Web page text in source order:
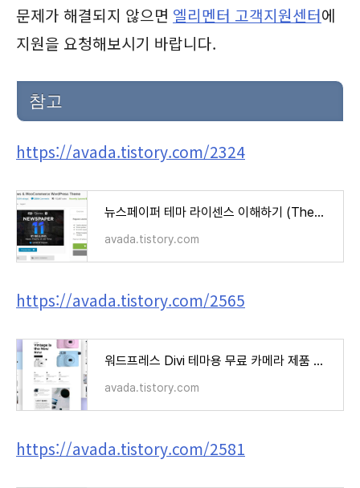
문제가 해결되지 않으면 엘리멘터 고객지원센터에
지원을 요청해보시기 바랍니다.
참고
https://avada.tistory.com/2324
뉴스페이퍼 테마 라이센스 이해하기 (Themeforest 워드프레스 테마)
avada.tistory.com
https://avada.tistory.com/2565
워드프레스 Divi 테마용 무료 카메라 제품 레이아웃 팩(Camera Product Layout Pack) 다운로드
avada.tistory.com
https://avada.tistory.com/2581